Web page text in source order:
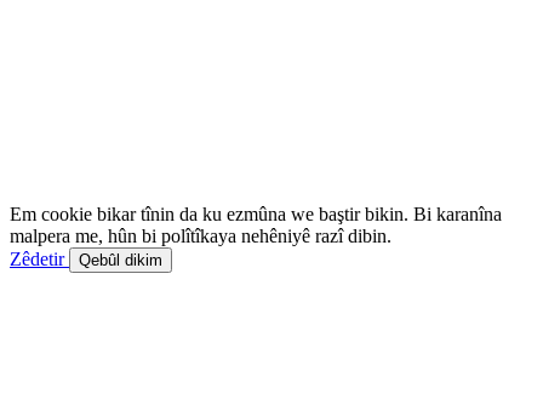
Em cookie bikar tînin da ku ezmûna we baştir bikin. Bi karanîna
malpera me, hûn bi polîtîkaya nehêniyê razî dibin.
Zêdetir
Qebûl dikim